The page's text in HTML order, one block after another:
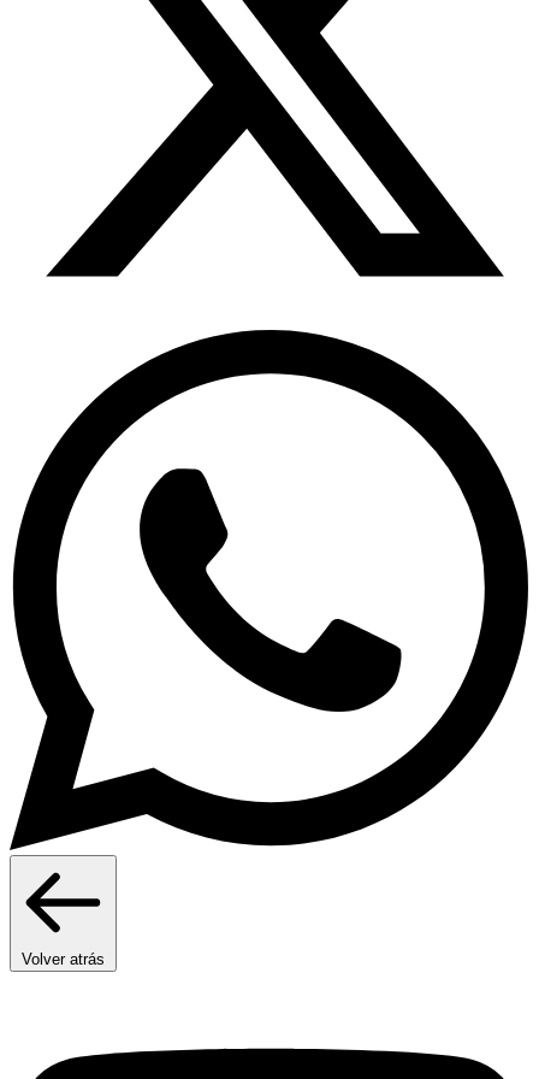
Volver atrás